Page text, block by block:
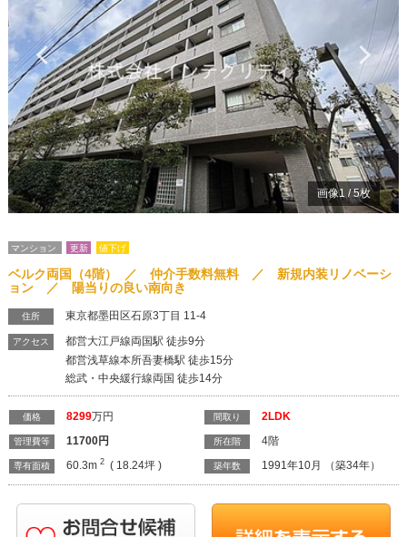
Previous
画像1 /5枚
マンション 更新 値下げ
ベルク両国（4階） ／ 仲介手数料無料 ／ 新規内装リノベーシ
ョン ／ 陽当りの良い南向き
住所 東京都墨田区石原3丁目 11-4
アクセス
都営大江戸線両国駅 徒歩9分
都営浅草線本所吾妻橋駅 徒歩15分
総武・中央緩行線両国 徒歩14分
価格 8299万円
管理費等 11700円
専有面積 60.3m2 ( 18.24坪 )
間取り 2LDK
所在階 4階
築年数 1991年10月 （築34年）